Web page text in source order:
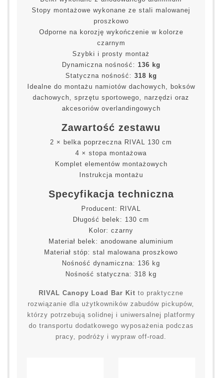
Stopy montażowe wykonane ze stali malowanej
proszkowo
Odporne na korozję wykończenie w kolorze
czarnym
Szybki i prosty montaż
Dynamiczna nośność: 136 kg
Statyczna nośność: 318 kg
Idealne do montażu namiotów dachowych, boksów
dachowych, sprzętu sportowego, narzędzi oraz
akcesoriów overlandingowych
Zawartość zestawu
2 × belka poprzeczna RIVAL 130 cm
4 × stopa montażowa
Komplet elementów montażowych
Instrukcja montażu
Specyfikacja techniczna
Producent: RIVAL
Długość belek: 130 cm
Kolor: czarny
Materiał belek: anodowane aluminium
Materiał stóp: stal malowana proszkowo
Nośność dynamiczna: 136 kg
Nośność statyczna: 318 kg
RIVAL Canopy Load Bar Kit to praktyczne
rozwiązanie dla użytkowników zabudów pickupów,
którzy potrzebują solidnej i uniwersalnej platformy
do transportu dodatkowego wyposażenia podczas
pracy, podróży i wypraw off-road.